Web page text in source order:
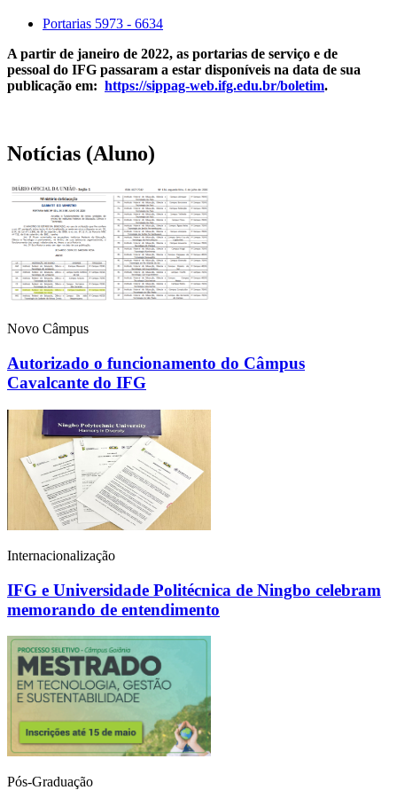
Portarias 5973 - 6634
A partir de janeiro de 2022, as portarias de serviço e de
pessoal do IFG passaram a estar disponíveis na data de sua
publicação em: https://sippag-web.ifg.edu.br/boletim.
Notícias (Aluno)
Novo Câmpus
Autorizado o funcionamento do Câmpus
Cavalcante do IFG
Internacionalização
IFG e Universidade Politécnica de Ningbo celebram
memorando de entendimento
Pós-Graduação